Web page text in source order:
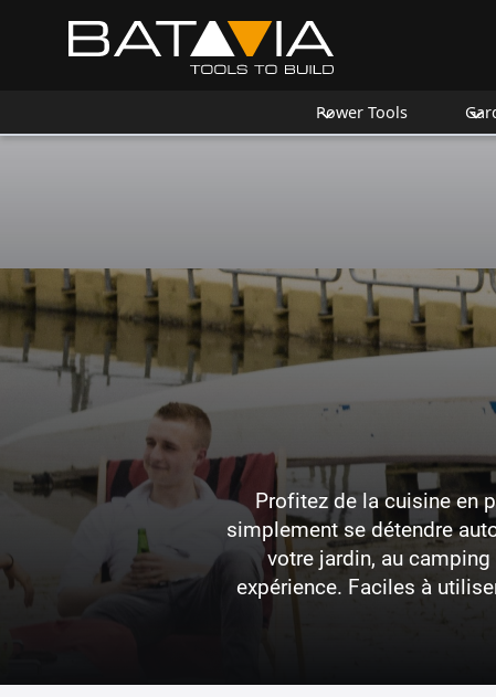
Power Tools
Profitez de la cuisine en
simplement se détendre
votre jardin, au
expérience. Faciles à